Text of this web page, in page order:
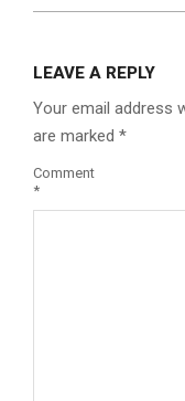
LEAVE A REPLY
Your email address
are marked *
Comment
*